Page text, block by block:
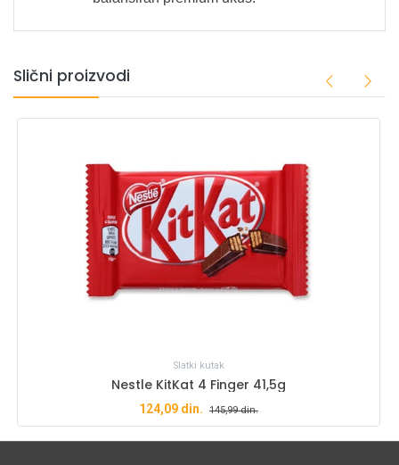
Slični proizvodi
Slatki kutak
Nestle KitKat 4 Finger 41,5g
124,09 din. 145,99din.